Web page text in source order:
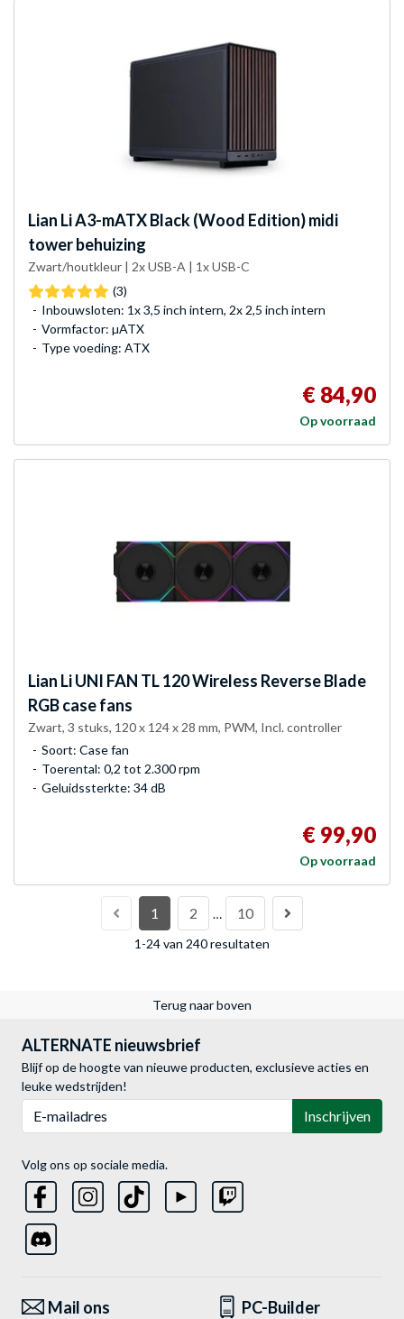
Lian LiA3-mATX Black (Wood Edition) midi
tower behuizing
Zwart/houtkleur | 2x USB-A | 1x USB-C
(3)
Inbouwsloten: 1x 3,5 inch intern, 2x 2,5 inch intern
Vormfactor: µATX
Type voeding: ATX
€ 84,90
Op voorraad
Lian LiUNI FAN TL 120 Wireless Reverse Blade
RGB case fans
Zwart, 3 stuks, 120 x 124 x 28 mm, PWM, Incl. controller
Soort: Case fan
Toerental: 0,2 tot 2.300 rpm
Geluidssterkte: 34 dB
€ 99,90
Op voorraad
1 2 … 10
1-24 van 240 resultaten
Terug naar boven
ALTERNATE nieuwsbrief
Blijf op de hoogte van nieuwe producten, exclusieve acties en
leuke wedstrijden!
Inschrijven
Volg ons op sociale media.
Mail ons PC-Builder